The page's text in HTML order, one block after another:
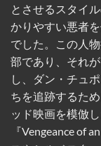
とさせるスタイ
かりやすい悪者
でした。この人
部であり、それ
し、ダン・チュ
ちを追跡するた
ッド映画を模倣
『Vengeance of